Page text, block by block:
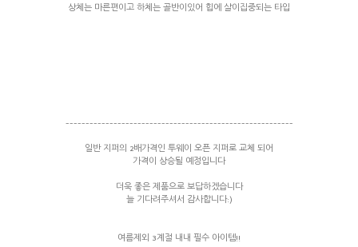
상체는 마른편이고 하체는 골반이있어 힙에 살이집중되는 타입
---------------------------------------------------------
일반 지퍼의 2배가격인 투웨이 오픈 지퍼로 교체 되어
가격이 상승될 예정입니다
더욱 좋은 제품으로 보답하겠습니다
늘 기다려주셔서 감사합니다:)
여름제외 3계절 내내 필수 아이템!!